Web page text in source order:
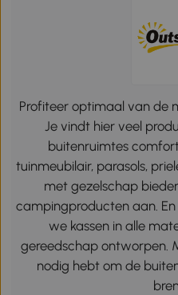
Profiteer optimaal van de
Je vindt hier veel
buitenruimtes
tuinmeubilair, parasols,
met gezelschap
campingproducten aan.
we kassen in alle
gereedschap ontworpen.
nodig hebt om de